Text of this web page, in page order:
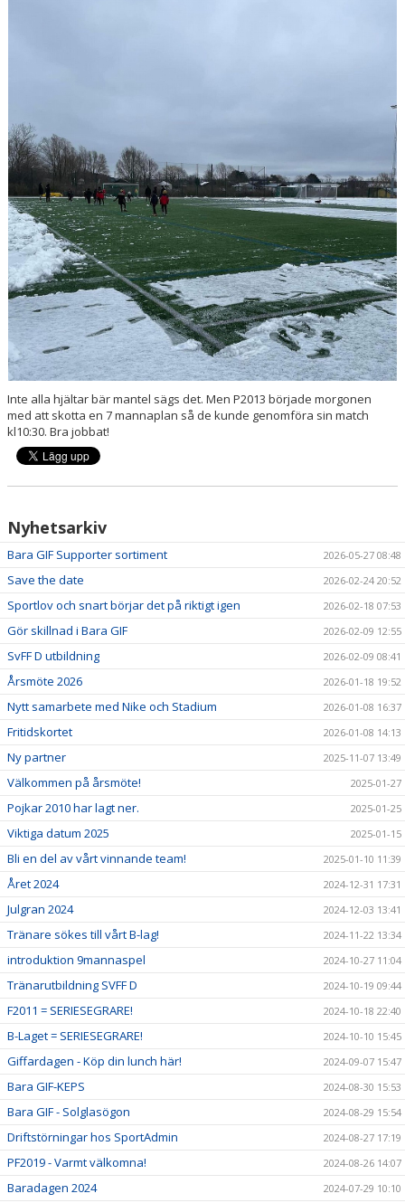
DOKUMENT
ÅRSKRÖNIKA
TRYGG IDROTT
KIOSK
Inte alla hjältar bär mantel sägs det. Men P2013 började morgonen
med att skotta en 7 mannaplan så de kunde genomföra sin match
kl10:30. Bra jobbat!
Nyhetsarkiv
Bara GIF Supporter sortiment 2026-05-27 08:48
Save the date 2026-02-24 20:52
Sportlov och snart börjar det på riktigt igen 2026-02-18 07:53
Gör skillnad i Bara GIF 2026-02-09 12:55
SvFF D utbildning 2026-02-09 08:41
Årsmöte 2026 2026-01-18 19:52
Nytt samarbete med Nike och Stadium 2026-01-08 16:37
Fritidskortet 2026-01-08 14:13
Ny partner 2025-11-07 13:49
Välkommen på årsmöte! 2025-01-27
Pojkar 2010 har lagt ner. 2025-01-25
Viktiga datum 2025 2025-01-15
Bli en del av vårt vinnande team! 2025-01-10 11:39
Året 2024 2024-12-31 17:31
Julgran 2024 2024-12-03 13:41
Tränare sökes till vårt B-lag! 2024-11-22 13:34
introduktion 9mannaspel 2024-10-27 11:04
Tränarutbildning SVFF D 2024-10-19 09:44
F2011 = SERIESEGRARE! 2024-10-18 22:40
B-Laget = SERIESEGRARE! 2024-10-10 15:45
Giffardagen - Köp din lunch här! 2024-09-07 15:47
Bara GIF-KEPS 2024-08-30 15:53
Bara GIF - Solglasögon 2024-08-29 15:54
Driftstörningar hos SportAdmin 2024-08-27 17:19
PF2019 - Varmt välkomna! 2024-08-26 14:07
Baradagen 2024 2024-07-29 10:10